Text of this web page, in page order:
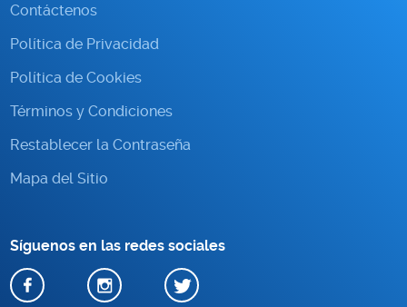
Contáctenos
Política de Privacidad
Política de Cookies
Términos y Condiciones
Restablecer la Contraseña
Mapa del Sitio
Síguenos en las redes sociales